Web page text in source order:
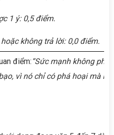
1 ý: 0,5 điểm.
không trả lời: 0,0 điểm.
điểm: “Sức mạnh không phải
vì nó chỉ có phá hoại mà